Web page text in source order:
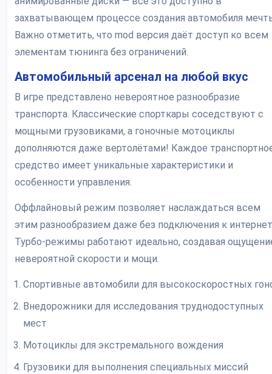
захватывающем процессе создания автомобиля
Важно отметить, что mod версия даёт доступ ко всем
элементам тюнинга без ограничений.
Автомобильный арсенал на любой вкус
В игре представлено невероятное разнообразие
транспорта. Классические спорткары соседствуют с
мощными грузовиками, а гоночные мотоциклы
дополняются даже вертолётами! Каждое
средство имеет уникальные характеристики и
особенности управления.
Оффлайновый режим позволяет наслаждаться всем
этим разнообразием даже без подключения к
Турбо-режимы работают идеально, создавая
невероятной скорости и мощи.
Спортивные автомобили для высокоскоростных
Внедорожники для исследования труднодоступных
мест
Мотоциклы для экстремального вождения
Грузовики для выполнения специальных миссий